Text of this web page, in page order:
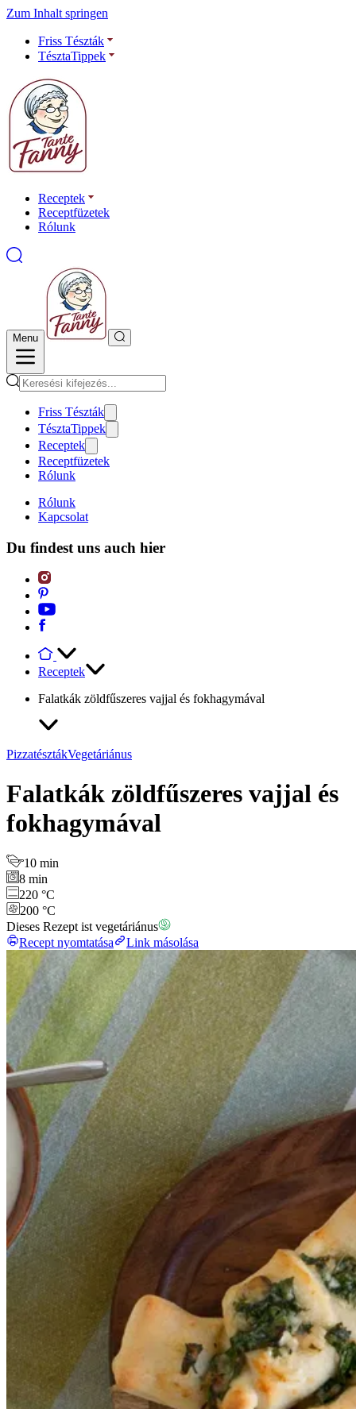
Zum Inhalt springen
Friss Tészták
TésztaTippek
Receptek
Receptfüzetek
Rólunk
Menu
Friss Tészták
TésztaTippek
Receptek
Receptfüzetek
Rólunk
Rólunk
Kapcsolat
Du findest uns auch hier
Receptek
Falatkák zöldfűszeres vajjal és fokhagymával
PizzatésztákVegetáriánus
Falatkák zöldfűszeres vajjal és
fokhagymával
10 min
8 min
220 °C
200 °C
Dieses Rezept ist vegetáriánus
Recept nyomtatása
Link másolása